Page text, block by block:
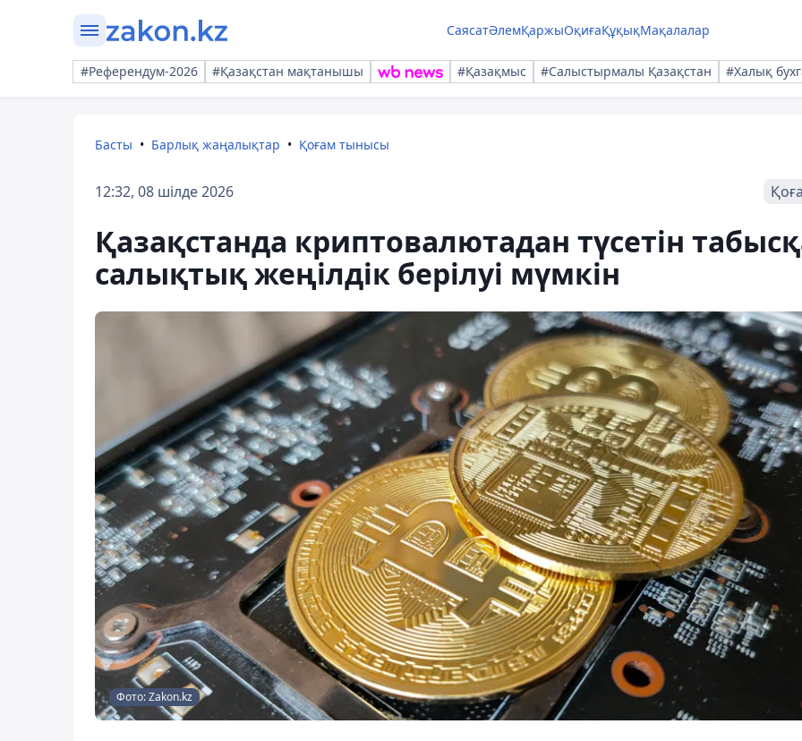
СаясатӘлемҚаржыОқиғаҚұқықМақалалар
#Референдум-2026 #Қазақстан мақтанышы #Қазақмыс #Салыстырмалы Қазақстан #Халық
Басты Барлық жаңалықтар Қоғам тынысы
12:32, 08 шілде 2026
Қазақстанда криптовалютадан түсетін
салықтық жеңілдік берілуі мүмкін
Фото: Zakon.kz